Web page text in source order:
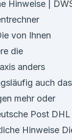
Hinweise |
von Ihnen
die
anders
auch das
mehr oder
Post DHL
Hinweise